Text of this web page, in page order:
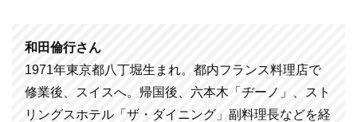
和田倫行さん
1971年東京都八丁堀生まれ。都内フランス料理店で
修業後、スイスへ。帰国後、六本木「ヂーノ」、スト
リングスホテル「ザ・ダイニング」副料理長などを経